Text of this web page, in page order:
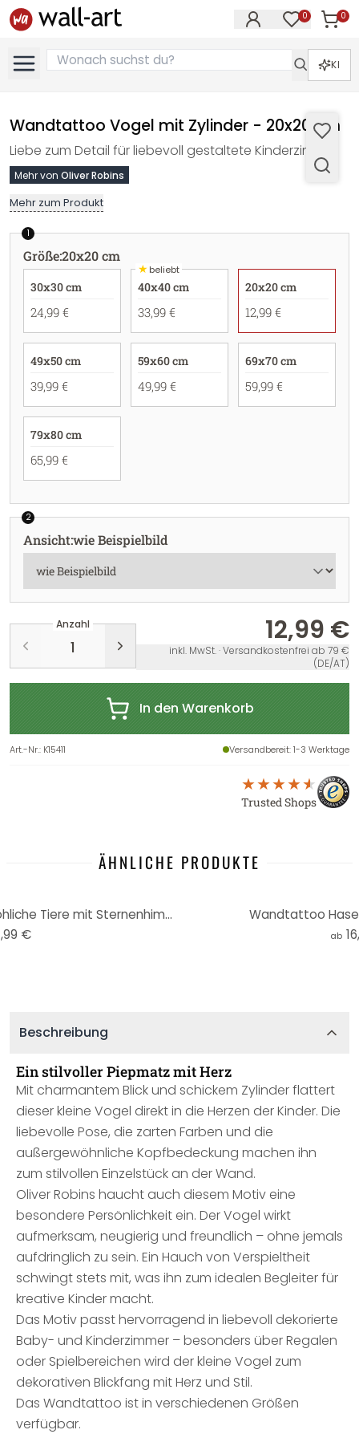
0 0
KI
Wandtattoo Vogel mit Zylinder - 20x20 cm
Liebe zum Detail für liebevoll gestaltete Kinderzimmer
Mehr von Oliver Robins
Mehr zum Produkt
1
Größe:20x20 cm
30x30 cm
24,99 €
★beliebt
40x40 cm
33,99 €
20x20 cm
12,99 €
49x50 cm
39,99 €
59x60 cm
49,99 €
69x70 cm
59,99 €
79x80 cm
65,99 €
2
Ansicht:wie Beispielbild
Anzahl 12,99 €
inkl. MwSt. · Versandkostenfrei ab 79 €
(DE/AT)
In den Warenkorb
Art.-Nr.: K15411 Versandbereit: 1-3 Werktage
Trusted Shops
ÄHNLICHE PRODUKTE
Kinderzimmer Wandtattoo Fröhliche Tiere mit Sternenhimmel - Oliver Robins - Rund
€
Wandtattoo
ab
Beschreibung
Ein stilvoller Piepmatz mit Herz
Mit charmantem Blick und schickem Zylinder flattert
dieser kleine Vogel direkt in die Herzen der Kinder. Die
liebevolle Pose, die zarten Farben und die
außergewöhnliche Kopfbedeckung machen ihn
zum stilvollen Einzelstück an der Wand.
Oliver Robins haucht auch diesem Motiv eine
besondere Persönlichkeit ein. Der Vogel wirkt
aufmerksam, neugierig und freundlich – ohne jemals
aufdringlich zu sein. Ein Hauch von Verspieltheit
schwingt stets mit, was ihn zum idealen Begleiter für
kreative Kinder macht.
Das Motiv passt hervorragend in liebevoll dekorierte
Baby- und Kinderzimmer – besonders über Regalen
oder Spielbereichen wird der kleine Vogel zum
dekorativen Blickfang mit Herz und Stil.
Das Wandtattoo ist in verschiedenen Größen
verfügbar.